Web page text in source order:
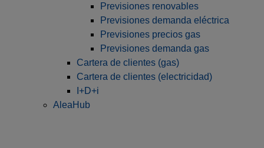
Previsiones renovables
Previsiones demanda eléctrica
Previsiones precios gas
Previsiones demanda gas
Cartera de clientes (gas)
Cartera de clientes (electricidad)
I+D+i
AleaHub